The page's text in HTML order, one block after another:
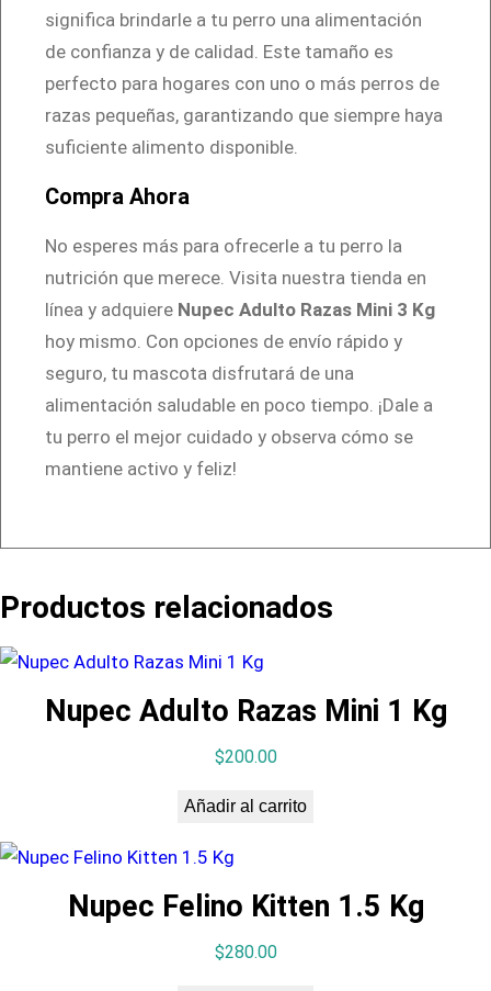
significa brindarle a tu perro una alimentación
de confianza y de calidad. Este tamaño es
perfecto para hogares con uno o más perros de
razas pequeñas, garantizando que siempre haya
suficiente alimento disponible.
Compra Ahora
No esperes más para ofrecerle a tu perro la
nutrición que merece. Visita nuestra tienda en
línea y adquiere Nupec Adulto Razas Mini 3 Kg
hoy mismo. Con opciones de envío rápido y
seguro, tu mascota disfrutará de una
alimentación saludable en poco tiempo. ¡Dale a
tu perro el mejor cuidado y observa cómo se
mantiene activo y feliz!
Productos relacionados
Nupec Adulto Razas Mini 1 Kg
$200.00
Añadir al carrito
Nupec Felino Kitten 1.5 Kg
$280.00